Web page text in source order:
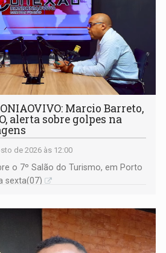
Marcio Barreto,
alerta sobre golpes na
de 2026 às 12:00
o 7º Salão do Turismo, em Porto
sexta(07)